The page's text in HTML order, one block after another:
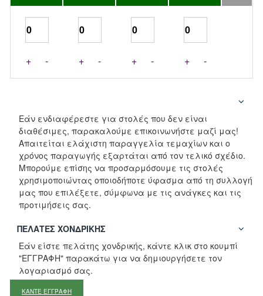
+ - + - + - + -
Εάν ενδιαφέρεστε για στολές που δεν είναι
διαθέσιμες, παρακαλούμε επικοινωνήστε μαζί μας!
Απαιτείται ελάχιστη παραγγελία τεμαχίων και ο
χρόνος παραγωγής εξαρτάται από τον τελικό σχέδιο.
Μπορούμε επίσης να προσαρμόσουμε τις στολές
χρησιμοποιώντας οποιοδήποτε ύφασμα από τη συλλογή
μας που επιλέξετε, σύμφωνα με τις ανάγκες και τις
προτιμήσεις σας.
ΠΕΛΆΤΕΣ ΧΟΝΔΡΙΚΉΣ
Εάν είστε πελάτης χονδρικής, κάντε κλικ στο κουμπί
"ΕΓΓΡΑΦΗ" παρακάτω για να δημιουργήσετε τον
λογαριασμό σας.
ΚΑΝΤΕ ΕΓΓΡΑΦΗ